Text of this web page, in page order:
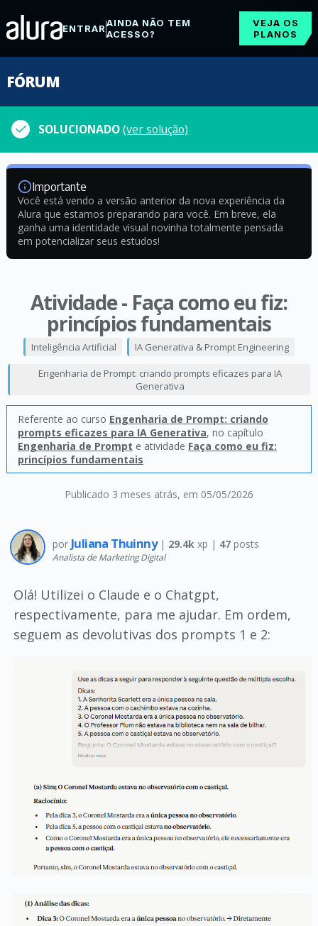
ENTRARAINDA NÃO TEM
ACESSO?
VEJA OS
PLANOS
FÓRUM
SOLUCIONADO(ver solução)
Importante
Você está vendo a versão anterior da nova experiência da
Alura que estamos preparando para você. Em breve, ela
ganha uma identidade visual novinha totalmente pensada
em potencializar seus estudos!
Atividade - Faça como eu fiz:
princípios fundamentais
Publicado 3 meses atrás, em 05/05/2026
Inteligência Artificial IA Generativa & Prompt Engineering
Engenharia de Prompt: criando prompts eficazes para IA
Generativa
Referente ao curso Engenharia de Prompt: criando
prompts eficazes para IA Generativa, no capítulo
Engenharia de Prompt e atividade Faça como eu fiz:
princípios fundamentais
por Juliana Thuinny | 29.4k xp | 47 posts
Analista de Marketing Digital
Olá! Utilizei o Claude e o Chatgpt,
respectivamente, para me ajudar. Em ordem,
seguem as devolutivas dos prompts 1 e 2: